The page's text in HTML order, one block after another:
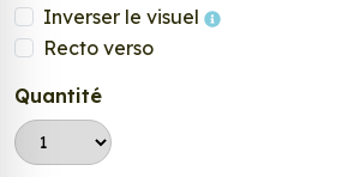
Inverser le visuel
Recto verso
Quantité